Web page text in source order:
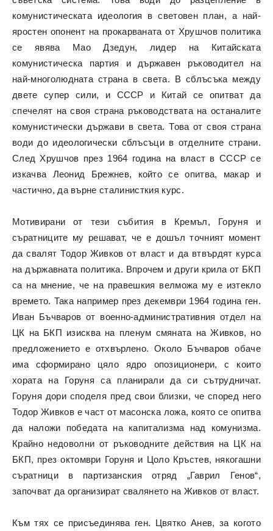
комунистическата идеология в световен план, а най-
яростен опонент на прокарваната от Хрушчов политика
се явява Мао Дзедун, лидер на Китайската
комунистическа партия и държавен ръководител на
най-многолюдната страна в света. В сблъсъка между
двете супер сили, и СССР и Китай се опитват да
спечелят на своя страна ръководствата на останалите
комунистически държави в света. Това от своя страна
води до идеологически сблъсъци в отделните страни.
След Хрушчов през 1964 година на власт в СССР се
изкачва Леонид Брежнев, който се опитва, макар и
частично, да върне сталинисткия курс.
Мотивирани от тези събития в Кремъл, Горуня и
съратниците му решават, че е дошъл точният момент
да свалят Тодор Живков от власт и да втвърдят курса
на държавната политика. Впрочем и други крила от БКП
са на мнение, че на правешкия велможа му е изтекло
времето. Така например през декември 1964 година ген.
Иван Бъчваров от военно-административния отдел на
ЦК на БКП изисква на пленум смяната на Живков, но
предложението е отхвърлено. Около Бъчваров обаче
има сформирано цяло ядро опозиционери, с които
хората на Горуня са планирали да си сътрудничат.
Горуня дори споделя пред свои близки, че според него
Тодор Живков е част от масонска ложа, която се опитва
да наложи победата на капитализма над комунизма.
Крайно недоволни от ръководните действия на ЦК на
БКП, през октомври Горуня и Цоло Кръстев, някогашни
съратници в партизанския отряд „Гаврил Генов“,
започват да организират свалянето на Живков от власт.
Към тях се присъединява ген. Цвятко Анев, за когото